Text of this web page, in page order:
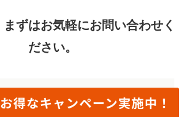
ずはお気軽にお問い合わせく
ださい。